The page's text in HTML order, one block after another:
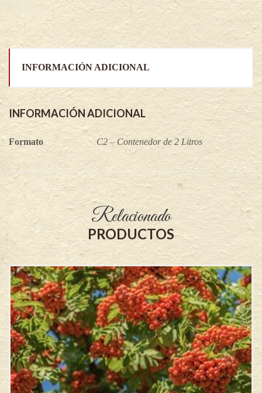
INFORMACIÓN ADICIONAL
INFORMACIÓN ADICIONAL
Formato C2 – Contenedor de 2 Litros
Relacionado
PRODUCTOS